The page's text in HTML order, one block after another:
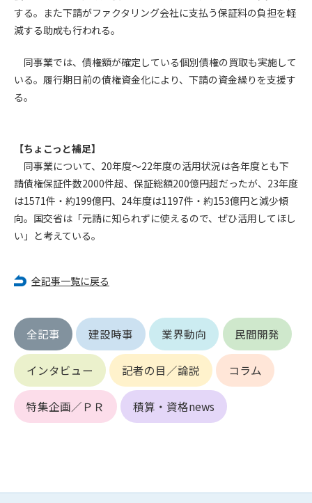
する。また下請がファクタリング会社に支払う保証料の負担を軽
減する助成も行われる。
同事業では、債権額が確定している個別債権の買取も実施して
いる。履行期日前の債権資金化により、下請の資金繰りを支援す
る。
【ちょこっと補足】
同事業について、20年度～22年度の活用状況は各年度とも下
請債権保証件数2000件超、保証総額200億円超だったが、23年度
は1571件・約199億円、24年度は1197件・約153億円と減少傾
向。国交省は「元請に知られずに使えるので、ぜひ活用してほし
い」と考えている。
全記事一覧に戻る
全記事 建設時事 業界動向 民間開発
インタビュー 記者の目／論説 コラム
特集企画／ＰＲ 積算・資格news
第4条（会員の定義と登録）
1. 管理者は前条により審査の結果、会員申込みをした者が以下
員としての権限を承認しないことがあります。
(1) 会員申し込みをした者が実在しなかった場合
理を行わなかった場合
(5) その他管理者が会員とすることを不適当と判断した場合
2. 管理者は承認後であっても承認した会員が前項の何れかに該
当することが判明した場合、会員資格を取り消すことがあり
ます。
第5条（IDおよびパスワードの管理）
2. 会員は、自己のIDおよびパスワードを、貸与、譲渡、売買、
ん。
3. 会員は、IDおよびパスワードの管理不十分、使用上の過誤、
第三者（他の会員を含む）の使用等による損害について責任
を負うものとし、管理者は一切責任を負いません。
第6条（会員の禁止事項）
1. 会員は建設資料館WEB上で以下の行為をしないものとしま
為